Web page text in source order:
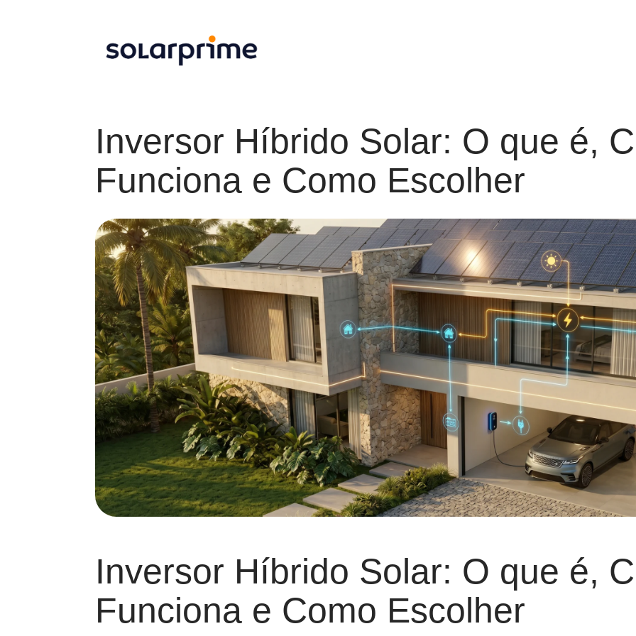
Inversor Híbrido Solar: O que é,
Funciona e Como Escolher
Inversor Híbrido Solar: O que é,
Funciona e Como Escolher